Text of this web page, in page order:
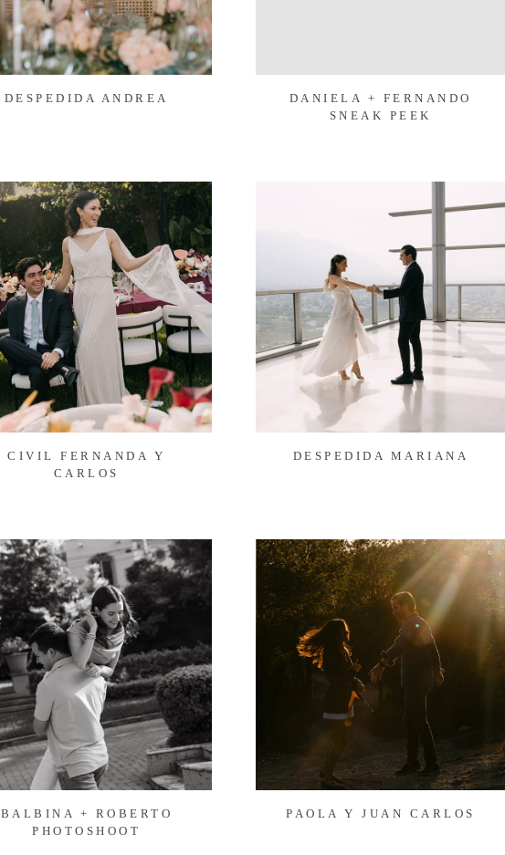
DESPEDIDA ANDREA
DANIELA + FERNANDO
SNEAK PEEK
CIVIL FERNANDA Y
CARLOS
DESPEDIDA MARIANA
BALBINA + ROBERTO
PHOTOSHOOT
PAOLA Y JUAN CARLOS